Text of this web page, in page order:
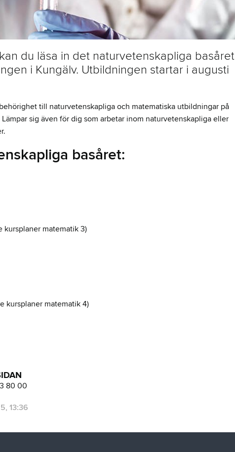
du läsa in det naturvetenskapliga basåret
i Kungälv. Utbildningen startar i augusti
till naturvetenskapliga och matematiska utbildningar på
sig även för dig som arbetar inom naturvetenskapliga eller
basåret:
kursplaner matematik 3)
kursplaner matematik 4)
80 00
13:36